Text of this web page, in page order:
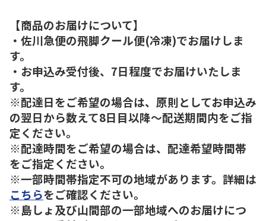
【商品のお届けについて】
・佐川急便の飛脚クール便(冷凍)でお届けしま
す。
・お申込み受付後、7日程度でお届けいたしま
す。
※配達日をご希望の場合は、原則としてお申込み
の翌日から数えて8日目以降～配送期間内をご指
定ください。
※配達時間をご希望の場合は、配達希望時間帯
をご指定ください。
※一部時間帯指定不可の地域があります。詳細は
こちらをご確認ください。
※島しょ及び山間部の一部地域へのお届けにつ